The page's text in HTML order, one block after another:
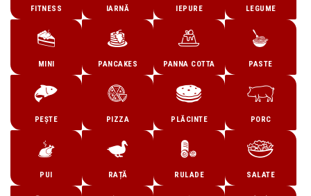
FITNESS IARNĂ IEPURE LEGUME
MINI PANCAKES PANNA COTTA PASTE
PEȘTE PIZZA PLĂCINTE PORC
PUI RAȚĂ RULADE SALATE